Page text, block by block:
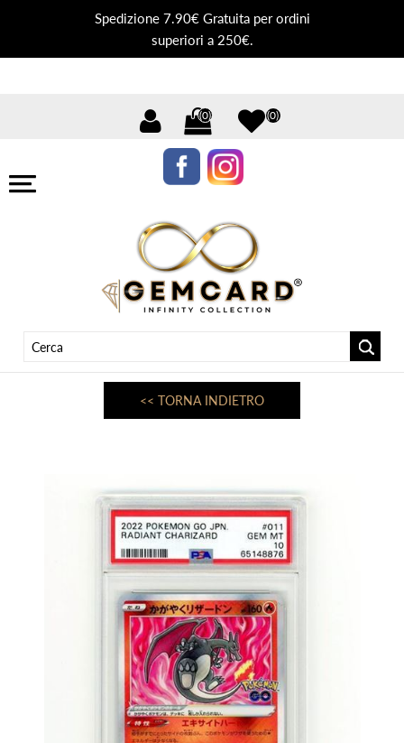
Spedizione 7.90€ Gratuita per ordini
superiori a 250€.
(0) (0)
<< TORNA INDIETRO